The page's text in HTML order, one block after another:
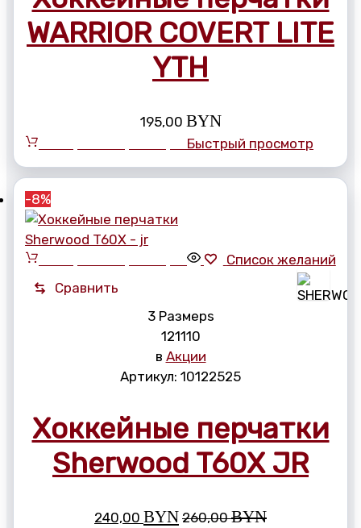
WARRIOR COVERT LITE
YTH
195,00 BYN
Быстрый просмотр
-8%
Список желаний
Сравнить
3 Размерs
121110
в Акции
Артикул: 10122525
Хоккейные перчатки
Sherwood T60X JR
240,00 BYN 260,00BYN